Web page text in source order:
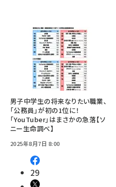
男子中学生の将来なりたい職業、
「公務員」が初の1位に！
「YouTuber」はまさかの急落【ソ
ニー生命調べ】
2025年8月7日 8:00
29